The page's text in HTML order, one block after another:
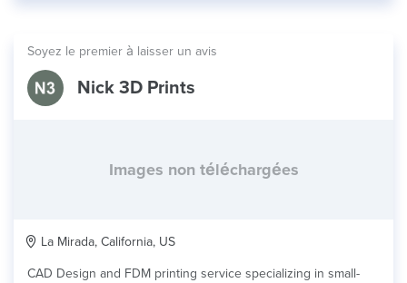
Soyez le premier à laisser un avis
Nick 3D Prints
Images non téléchargées
La Mirada, California, US
CAD Design and FDM printing service specializing in small-